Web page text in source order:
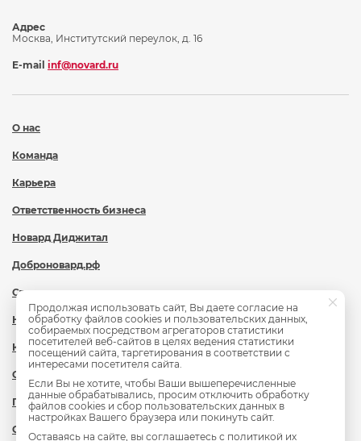
О нас
Команда
Карьера
Ответственность бизнеса
Новард Диджитал
Доброновард.рф
Статьи
Новости
Контакты
Охрана труда
Политика обработки персональных данных
Сведения об образовательной организации
Адрес
Москва, Институтский переулок, д. 16
E-mail inf@novard.ru
Продолжая использовать сайт, Вы даете согласие на
обработку файлов cookies и пользовательских данных,
собираемых посредством агрегаторов статистики
посетителей веб-сайтов в целях ведения статистики
посещений сайта, таргетирования в соответствии с
интересами посетителя сайта.
Если Вы не хотите, чтобы Ваши вышеперечисленные
данные обрабатывались, просим отключить обработку
файлов cookies и сбор пользовательских данных в
настройках Вашего браузера или покинуть сайт.
Оставаясь на сайте, вы соглашаетесь с политикой их